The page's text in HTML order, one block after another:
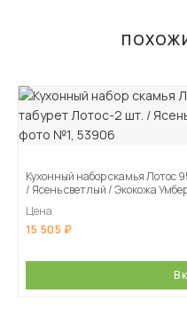
Кухонный набор скамья Лотос
/ Ясень светлый / Экокожа
Цена
15 505
В